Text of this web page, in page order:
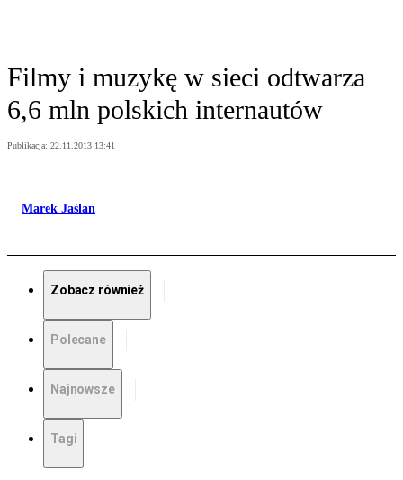
Filmy i muzykę w sieci odtwarza
6,6 mln polskich internautów
Publikacja: 22.11.2013 13:41
Marek Jaślan
Zobacz również
Polecane
Najnowsze
Tagi